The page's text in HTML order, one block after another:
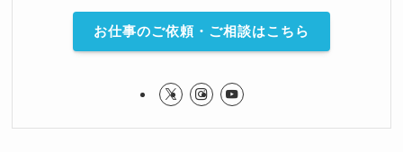
お仕事のご依頼・ご相談はこちら